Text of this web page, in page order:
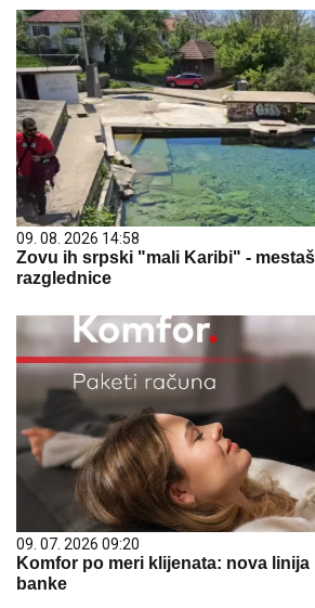
09. 08. 2026 14:58
Zovu ih srpski "mali Karibi" -
razglednice
09. 07. 2026 09:20
Komfor po meri klijenata: nova linija
banke